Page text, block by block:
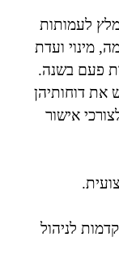
לעמותות
מינוי ועדת
פעם בשנה.
את דוחותיהן
אישור
לניהול